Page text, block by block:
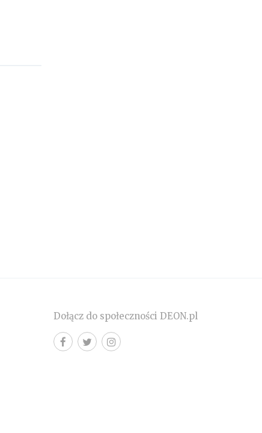
Dołącz do społeczności DEON.pl